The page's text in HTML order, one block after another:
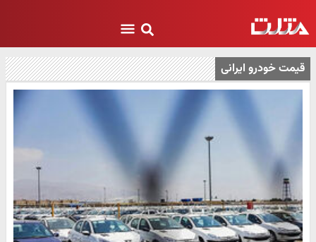
قیمت خودرو ایرانی